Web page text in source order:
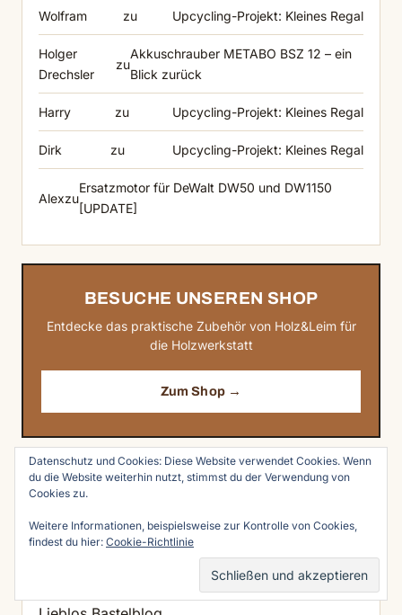
Wolfram zu Upcycling-Projekt: Kleines Regal
Holger
Drechsler
zu
Akkuschrauber METABO BSZ 12 – ein
Blick zurück
Harry zu Upcycling-Projekt: Kleines Regal
Dirk zu Upcycling-Projekt: Kleines Regal
Alexzu
Ersatzmotor für DeWalt DW50 und DW1150
[UPDATE]
BESUCHE UNSEREN SHOP
Entdecke das praktische Zubehör von Holz&Leim für
die Holzwerkstatt
Zum Shop →
DEUTSCHE BLOGS FÜR HOLZWERKER
Die Thomas Maey Linkliste
Heiko Rech – Kurswerkstatt
Holzwerken – Wolfgang Jordan
Datenschutz und Cookies: Diese Website verwendet Cookies. Wenn
du die Website weiterhin nutzt, stimmst du der Verwendung von
Cookies zu.
Weitere Informationen, beispielsweise zur Kontrolle von Cookies,
findest du hier: Cookie-Richtlinie